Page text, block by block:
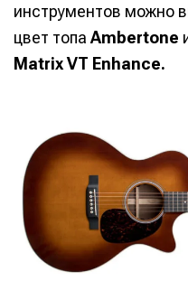
инструментов можно
цвет топа Ambertone
Matrix VT Enhance.